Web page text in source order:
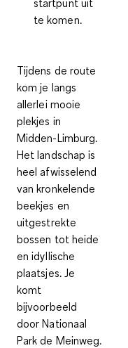
te komen.
Tijdens de route
kom je langs
allerlei mooie
plekjes in
Midden-Limburg.
Het landschap is
heel afwisselend
van kronkelende
beekjes en
uitgestrekte
bossen tot heide
en idyllische
plaatsjes. Je
komt
bijvoorbeeld
doorNationaal
Park de Meinweg.